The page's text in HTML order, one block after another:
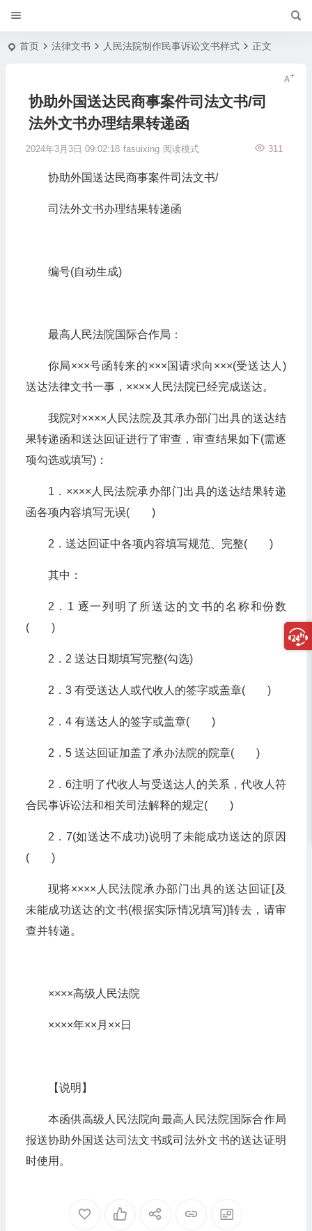
首页 法律文书 人民法院制作民事诉讼文书样式 正文
协助外国送达民商事案件司法文书/司
法外文书办理结果转递函
2024年3月3日 09:02:18 fasuixing 311
阅读模式
协助外国送达民商事案件司法文书/
司法外文书办理结果转递函
编号(自动生成)
最高人民法院国际合作局：
你局×××号函转来的×××国请求向×××(受送达人)
送达法律文书一事，××××人民法院已经完成送达。
我院对××××人民法院及其承办部门出具的送达结
果转递函和送达回证进行了审查，审查结果如下(需逐
项勾选或填写)：
1．××××人民法院承办部门出具的送达结果转递
函各项内容填写无误( )
2．送达回证中各项内容填写规范、完整( )
其中：
2．1 逐一列明了所送达的文书的名称和份数
( )
2．2 送达日期填写完整(勾选)
2．3 有受送达人或代收人的签字或盖章( )
2．4 有送达人的签字或盖章( )
2．5 送达回证加盖了承办法院的院章( )
2．6注明了代收人与受送达人的关系，代收人符
合民事诉讼法和相关司法解释的规定( )
2．7(如送达不成功)说明了未能成功送达的原因
( )
现将××××人民法院承办部门出具的送达回证[及
未能成功送达的文书(根据实际情况填写)]转去，请审
查并转递。
××××高级人民法院
××××年××月××日
【说明】
本函供高级人民法院向最高人民法院国际合作局
报送协助外国送达司法文书或司法外文书的送达证明
时使用。